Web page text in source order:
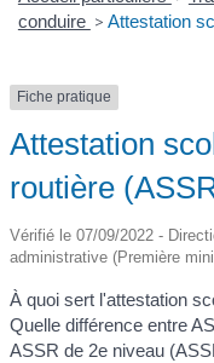
conduire > Attestation
Fiche pratique
Attestation
routière
Vérifié le 07/09/2022 -
administrative (Première
À quoi sert l'attestation
Quelle différence entre
ASSR de 2e niveau